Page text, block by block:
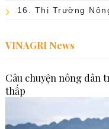
16. Thị Trường
VINAGRI News
Câu chuyện nông dân
thấp